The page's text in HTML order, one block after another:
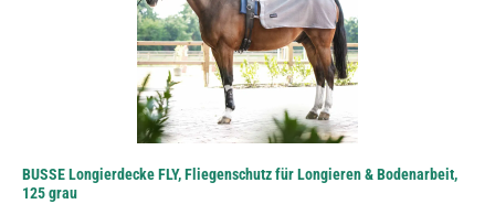
BUSSE Longierdecke FLY, Fliegenschutz für Longieren & Bodenarbeit,
125 grau